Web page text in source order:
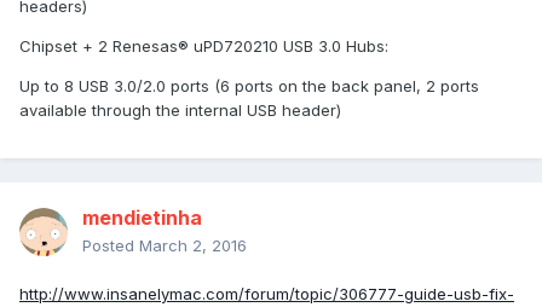
headers)
Chipset + 2 Renesas® uPD720210 USB 3.0 Hubs:
Up to 8 USB 3.0/2.0 ports (6 ports on the back panel, 2 ports
available through the internal USB header)
mendietinha
Posted March 2, 2016
http://www.insanelymac.com/forum/topic/306777-guide-usb-fix-